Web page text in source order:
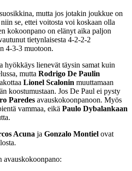
mutta jos jotakin joukkue on
se, ettei voitosta voi koskaan olla
kokoonpano on elänyt aika paljon
tietynlaisesta 4-2-2-2
4-3-3 muotoon.
hyökkäys lienevät täysin samat kuin
mutta Rodrigo De Paulin
Lionel Scalonin muuttamaan
koostumustaan. Jos De Paul ei pysty
Paredes avauskokoonpanoon. Myös
vammaa, eikä Paulo Dybalankaan
Acuna ja Gonzalo Montiel ovat
avauskokoonpano: